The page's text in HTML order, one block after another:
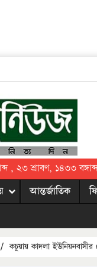
, ২৩ শ্রাবণ, ১৪৩৩ বঙ্গাব্দ
আন্তর্জাতিক
/ কচুয়ায় কাদলা